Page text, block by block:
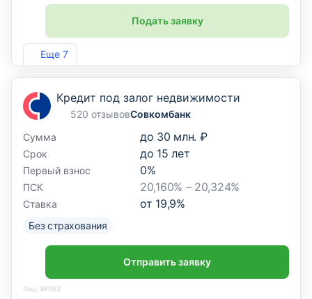
Еще 7
Подать заявку
Лиц. №354
Кредит под залог недвижимости
520 отзывовСовкомбанк
Сумма
до 30 млн. ₽
Срок до 15 лет
Первый взнос 0%
ПСК 20,160% – 20,324%
Ставка от 19,9%
Без страхования
Отправить заявку
Лиц. №963